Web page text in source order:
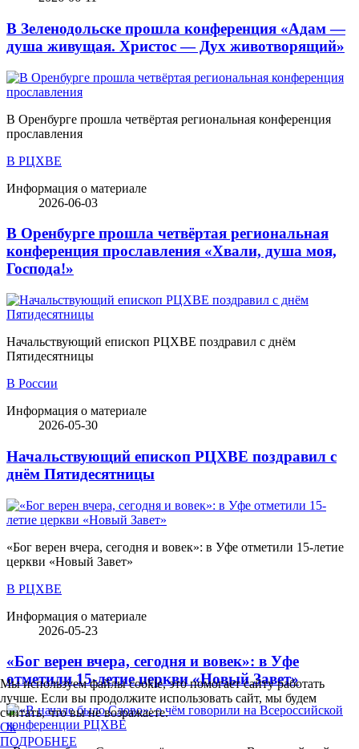
В Зеленодольске прошла конференция «Адам —
душа живущая. Христос — Дух животворящий»
В Оренбурге прошла четвёртая региональная конференция
прославления
В РЦХВЕ
Информация о материале
2026-06-03
В Оренбурге прошла четвёртая региональная
конференция прославления «Хвали, душа моя,
Господа!»
Начальствующий епископ РЦХВЕ поздравил с днём
Пятидесятницы
В России
Информация о материале
2026-05-30
Начальствующий епископ РЦХВЕ поздравил с
днём Пятидесятницы
«Бог верен вчера, сегодня и вовек»: в Уфе отметили 15-летие
церкви «Новый Завет»
В РЦХВЕ
Информация о материале
2026-05-23
«Бог верен вчера, сегодня и вовек»: в Уфе
отметили 15-летие церкви «Новый Завет»
Мы используем файлы cookie, это помогает сайту работать
лучше. Если вы продолжите использовать сайт, мы будем
считать, что вы не возражаете.
Ok
ПОДРОБНЕЕ